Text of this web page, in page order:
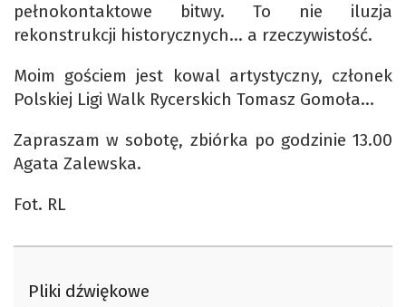
pełnokontaktowe bitwy. To nie iluzja
rekonstrukcji historycznych… a rzeczywistość.
Moim gościem jest kowal artystyczny, członek
Polskiej Ligi Walk Rycerskich Tomasz Gomoła…
Zapraszam w sobotę, zbiórka po godzinie 13.00
Agata Zalewska.
Fot. RL
Pliki dźwiękowe